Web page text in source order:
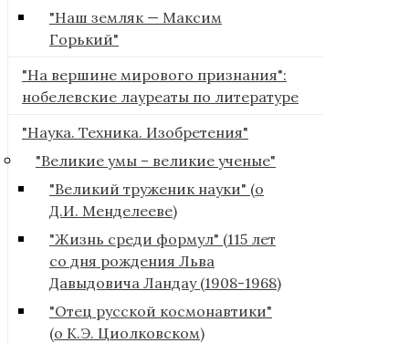
"Наш земляк — Максим
Горький"
"На вершине мирового признания":
нобелевские лауреаты по литературе
"Наука. Техника. Изобретения"
"Великие умы – великие ученые"
"Великий труженик науки" (о
Д.И. Менделееве)
"Жизнь среди формул" (115 лет
со дня рождения Льва
Давыдовича Ландау (1908-1968)
"Отец русской космонавтики"
(о К.Э. Циолковском)